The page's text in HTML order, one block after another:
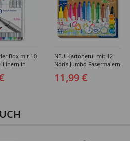
Box mit 10
Linern in
NEU Kartonetui mit 12
Noris Jumbo Fasermalern
11,99 €